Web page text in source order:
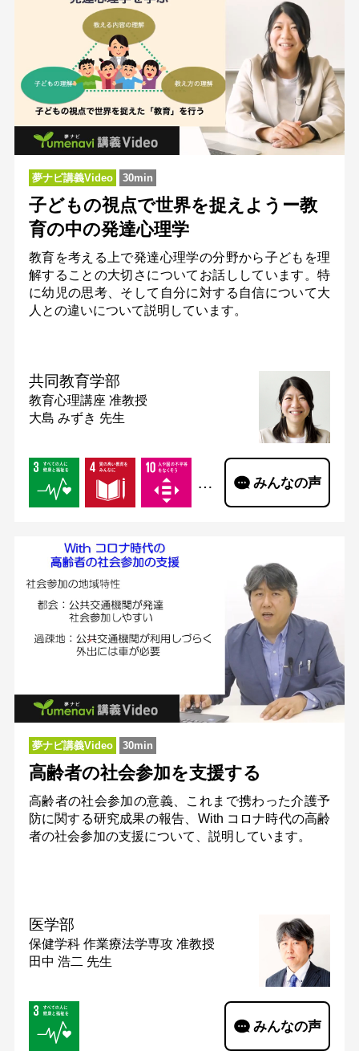
夢ナビ講義Video 30min
子どもの視点で世界を捉えようー教
育の中の発達心理学
教育を考える上で発達心理学の分野から子どもを理
解することの大切さについてお話ししています。特
に幼児の思考、そして自分に対する自信について大
人との違いについて説明しています。
共同教育学部
教育心理講座 准教授
大島 みずき 先生
… みんなの声
夢ナビ講義Video 30min
高齢者の社会参加を支援する
高齢者の社会参加の意義、これまで携わった介護予
防に関する研究成果の報告、With コロナ時代の高齢
者の社会参加の支援について、説明しています。
医学部
保健学科 作業療法学専攻 准教授
田中 浩二 先生
みんなの声